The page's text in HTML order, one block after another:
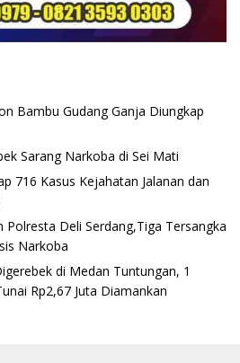
Bambu Gudang Ganja Diungkap
Sarang Narkoba di Sei Mati
716 Kasus Kejahatan Jalanan dan
Polresta Deli Serdang,Tiga Tersangka
Narkoba
di Medan Tuntungan, 1
Rp2,67 Juta Diamankan